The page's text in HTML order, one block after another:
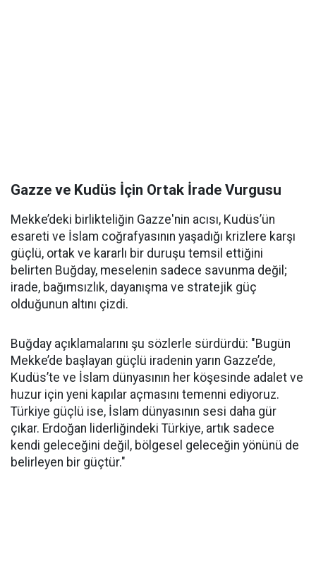
Gazze ve Kudüs İçin Ortak İrade Vurgusu
Mekke’deki birlikteliğin Gazze'nin acısı, Kudüs’ün
esareti ve İslam coğrafyasının yaşadığı krizlere karşı
güçlü, ortak ve kararlı bir duruşu temsil ettiğini
belirten Buğday, meselenin sadece savunma değil;
irade, bağımsızlık, dayanışma ve stratejik güç
olduğunun altını çizdi.
Buğday açıklamalarını şu sözlerle sürdürdü: "Bugün
Mekke’de başlayan güçlü iradenin yarın Gazze’de,
Kudüs’te ve İslam dünyasının her köşesinde adalet ve
huzur için yeni kapılar açmasını temenni ediyoruz.
Türkiye güçlü ise, İslam dünyasının sesi daha gür
çıkar. Erdoğan liderliğindeki Türkiye, artık sadece
kendi geleceğini değil, bölgesel geleceğin yönünü de
belirleyen bir güçtür."